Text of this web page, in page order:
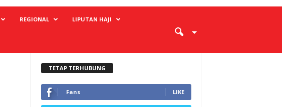
REGIONAL LIPUTAN HAJI
TETAP TERHUBUNG
Fans LIKE